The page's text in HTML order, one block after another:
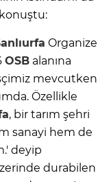
Organize
OSB alanına
mevcutken
Özellikle
, bir tarım şehri
sanayi hem de
deyip
durabilen